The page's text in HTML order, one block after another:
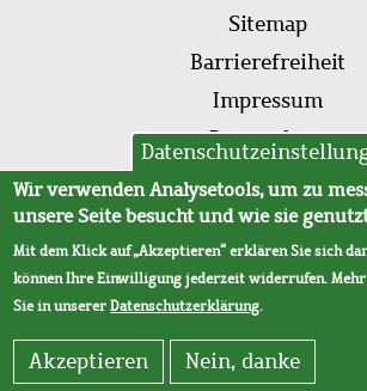
Fußleistenmenü
Sitemap
Barrierefreiheit
Impressum
Datenschutz
AVB
Wir verwenden Analysetools, um zu
unsere Seite besucht und wie sie
Mit dem Klick auf „Akzeptieren“ erklären Sie sich
können Ihre Einwilligung jederzeit widerrufen.
Sie in unsererDatenschutzerklärung.
Akzeptieren Nein, danke